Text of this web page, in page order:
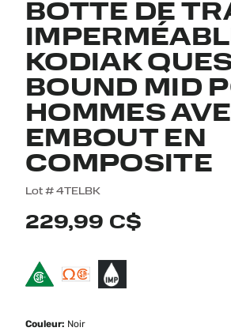
BOTTE DE
KODIAK
BOUND MID
HOMMES
EMBOUT EN
COMPOSITE
Lot #4TELBK
5 out of 5 Customer Rating
229,99 C$
Couleur: Noir